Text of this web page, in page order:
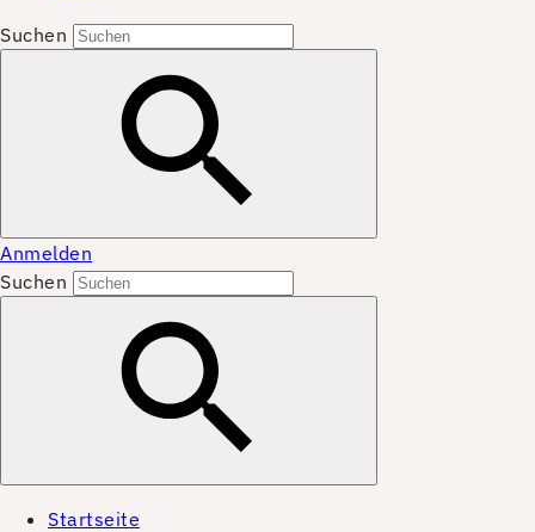
Suchen
Anmelden
Suchen
Startseite